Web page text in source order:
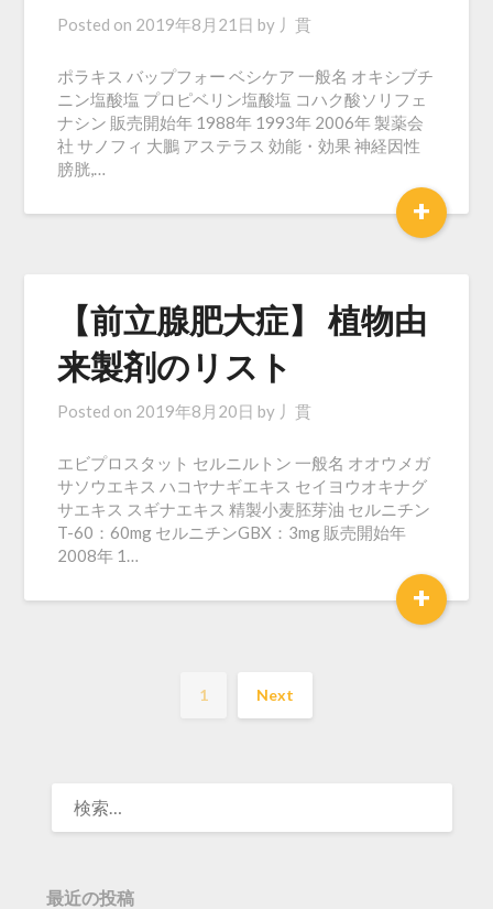
Posted on 2019年8月21日 by 丿貫
ポラキス バップフォー ベシケア 一般名 オキシブチ
ニン塩酸塩 プロピベリン塩酸塩 コハク酸ソリフェ
ナシン 販売開始年 1988年 1993年 2006年 製薬会
社 サノフィ 大鵬 アステラス 効能・効果 神経因性
膀胱,…
+
【前立腺肥大症】 植物由
来製剤のリスト
Posted on 2019年8月20日 by 丿貫
エビプロスタット セルニルトン 一般名 オオウメガ
サソウエキス ハコヤナギエキス セイヨウオキナグ
サエキス スギナエキス 精製小麦胚芽油 セルニチン
T-60：60mg セルニチンGBX：3mg 販売開始年
2008年 1…
+
1 Next
最近の投稿